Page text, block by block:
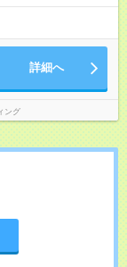
詳細へ
ング